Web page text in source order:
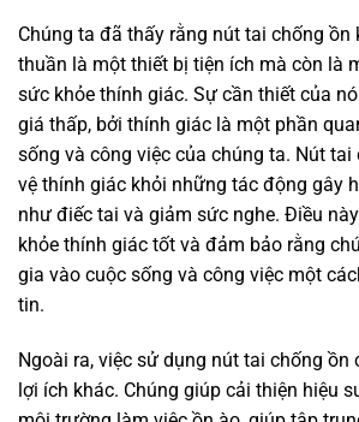
Chúng ta đã thấy rằng nút tai chống ồn
thuần là một thiết bị tiện ích mà còn là
sức khỏe thính giác. Sự cần thiết của
giá thấp, bởi thính giác là một phần
sống và công việc của chúng ta. Nút
vệ thính giác khỏi những tác động gây
như điếc tai và giảm sức nghe. Điều
khỏe thính giác tốt và đảm bảo rằng
gia vào cuộc sống và công việc một
tin.
Ngoài ra, việc sử dụng nút tai chống ồn
lợi ích khác. Chúng giúp cải thiện hiệu